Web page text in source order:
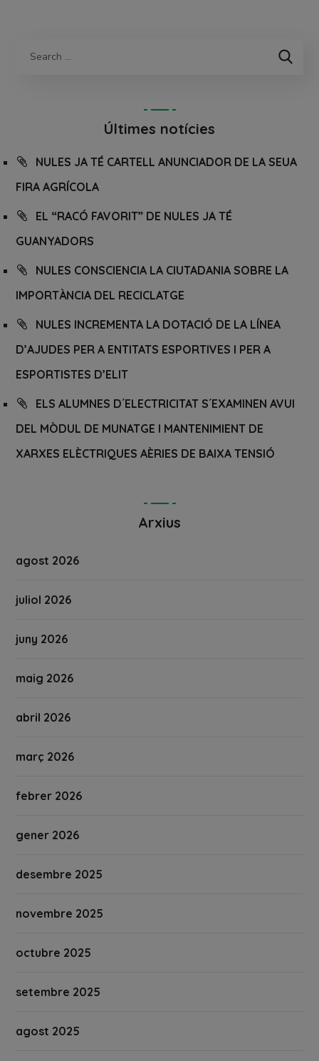
Últimes notícies
NULES JA TÉ CARTELL ANUNCIADOR DE LA SEUA
FIRA AGRÍCOLA
EL “RACÓ FAVORIT” DE NULES JA TÉ
GUANYADORS
NULES CONSCIENCIA LA CIUTADANIA SOBRE LA
IMPORTÀNCIA DEL RECICLATGE
NULES INCREMENTA LA DOTACIÓ DE LA LÍNEA
D’AJUDES PER A ENTITATS ESPORTIVES I PER A
ESPORTISTES D’ELIT
ELS ALUMNES D´ELECTRICITAT S´EXAMINEN AVUI
DEL MÒDUL DE MUNATGE I MANTENIMIENT DE
XARXES ELÈCTRIQUES AÈRIES DE BAIXA TENSIÓ
Arxius
agost 2026
juliol 2026
juny 2026
maig 2026
abril 2026
març 2026
febrer 2026
gener 2026
desembre 2025
novembre 2025
octubre 2025
setembre 2025
agost 2025